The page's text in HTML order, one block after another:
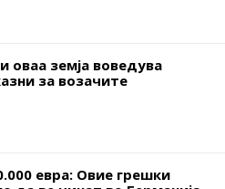
оваа земја воведува
за возачите
евра: Овие грешки